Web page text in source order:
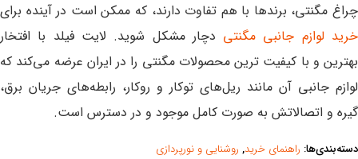
چراغ مگنتی، برندها با هم تفاوت دارند، که ممکن است در آینده برای
خرید لوازم جانبی مگنتی دچار مشکل شوید. لایت فیلد با افتخار
بهترین و با کیفیت ترین محصولات مگنتی را در ایران عرضه می‌کند که
لوازم جانبی آن مانند ریل‌های توکار و روکار، رابطه‌های جریان برق،
گیره و اتصالاتش به صورت کامل موجود و در دسترس است.
دسته‌بندی‌ها: راهنمای خرید, روشنایی و نورپردازی